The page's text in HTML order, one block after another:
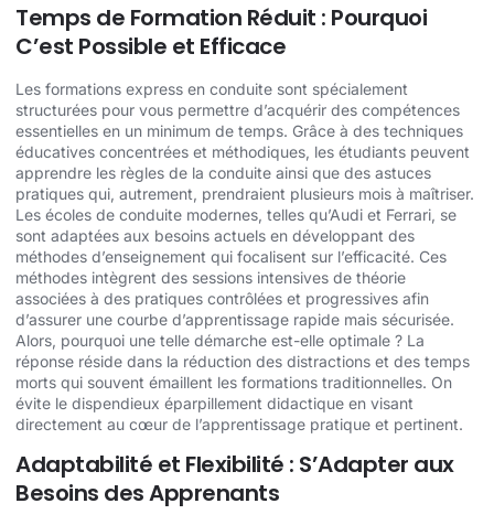
Temps de Formation Réduit : Pourquoi
C’est Possible et Efficace
Les formations express en conduite sont spécialement
structurées pour vous permettre d’acquérir des compétences
essentielles en un minimum de temps. Grâce à des techniques
éducatives concentrées et méthodiques, les étudiants peuvent
apprendre les règles de la conduite ainsi que des astuces
pratiques qui, autrement, prendraient plusieurs mois à maîtriser.
Les écoles de conduite modernes, telles qu’Audi et Ferrari, se
sont adaptées aux besoins actuels en développant des
méthodes d’enseignement qui focalisent sur l’efficacité. Ces
méthodes intègrent des sessions intensives de théorie
associées à des pratiques contrôlées et progressives afin
d’assurer une courbe d’apprentissage rapide mais sécurisée.
Alors, pourquoi une telle démarche est-elle optimale ? La
réponse réside dans la réduction des distractions et des temps
morts qui souvent émaillent les formations traditionnelles. On
évite le dispendieux éparpillement didactique en visant
directement au cœur de l’apprentissage pratique et pertinent.
Adaptabilité et Flexibilité : S’Adapter aux
Besoins des Apprenants